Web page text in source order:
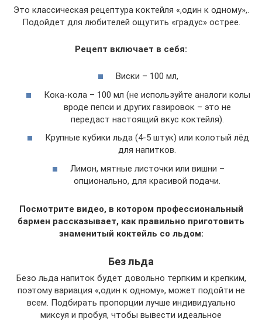
Это классическая рецептура коктейля «,один к одному»,.
Подойдет для любителей ощутить «градус» острее.
Рецепт включает в себя:
Виски – 100 мл,
Кока-кола – 100 мл (не используйте аналоги колы
вроде пепси и других газировок – это не
передаст настоящий вкус коктейля).
Крупные кубики льда (4-5 штук) или колотый лёд
для напитков.
Лимон, мятные листочки или вишни –
опционально, для красивой подачи.
Посмотрите видео, в котором профессиональный
бармен рассказывает, как правильно приготовить
знаменитый коктейль со льдом:
Без льда
Безо льда напиток будет довольно терпким и крепким,
поэтому вариация «,один к одному», может подойти не
всем. Подбирать пропорции лучше индивидуально
миксуя и пробуя, чтобы вывести идеальное